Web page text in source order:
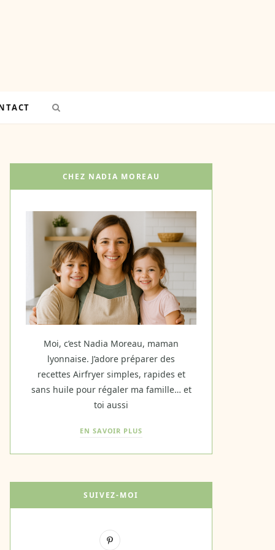
CHEZ NADIA MOREAU
Moi, c’est Nadia Moreau, maman
lyonnaise. J’adore préparer des
recettes Airfryer simples, rapides et
sans huile pour régaler ma famille… et
toi aussi
EN SAVOIR PLUS
SUIVEZ-MOI
P